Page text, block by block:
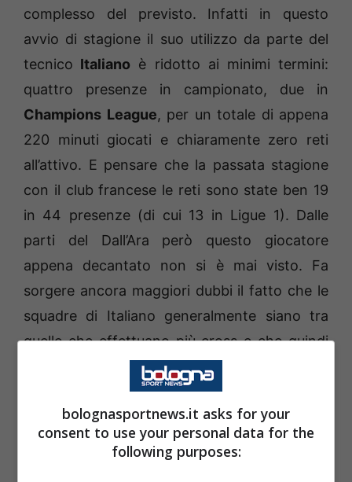
complesso del previsto. Infatti in questo
avvio di stagione il suo utilizzo da parte del
tecnico Italiano è ridotto ai minimi termini:
quattro presenze in campionato, due in
Champions League, per un totale di appena
220 minuti giocati e chiaramente zero reti
all’attivo. E pensare che la passata stagione
con il club francese le reti sono state ben 19
in 44 presenze (di cui 13 in Ligue 1). Dalle
parti del Dall’Ara però questo giocatore
appena decantato non si è mai visto. Fa
sorgere ancora maggiori dubbi il fatto che le
squadre di Italiano generalmente siano tra
quelle che effettuano più cross e che quindi
sia il contesto ideale per esprimere al
massimo le caratteristiche del giocatore. Ma
nonostante il tecnico stia confermando
questa statistica anche in Emilia (i rossoblù
bolognasportnews.it asks for your
consent to use your personal data for the
following purposes: